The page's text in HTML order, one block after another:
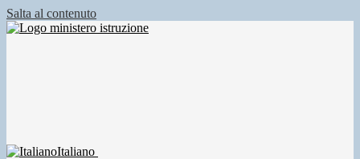
Salta al contenuto
Italiano